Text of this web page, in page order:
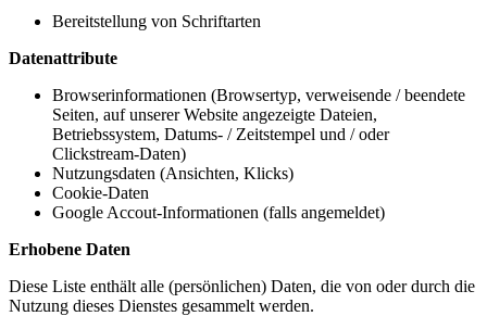
Bereitstellung von Schriftarten
Datenattribute
Browserinformationen (Browsertyp, verweisende / beendete
Seiten, auf unserer Website angezeigte Dateien,
Betriebssystem, Datums- / Zeitstempel und / oder
Clickstream-Daten)
Nutzungsdaten (Ansichten, Klicks)
Cookie-Daten
Google Accout-Informationen (falls angemeldet)
Erhobene Daten
Diese Liste enthält alle (persönlichen) Daten, die von oder durch die
Nutzung dieses Dienstes gesammelt werden.